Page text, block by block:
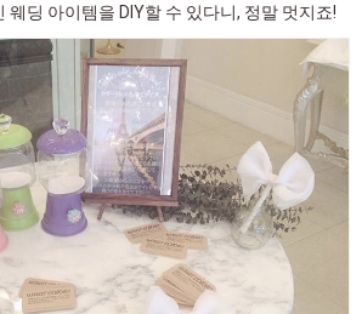
웨딩 아이템을 DIY할 수 있다니, 정말 멋지죠!